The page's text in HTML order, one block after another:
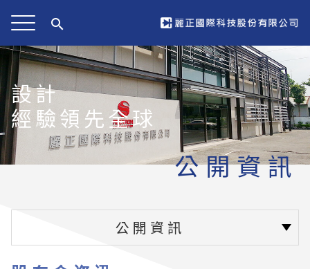
search
設計
經驗領先全球
公開資訊
公開資訊